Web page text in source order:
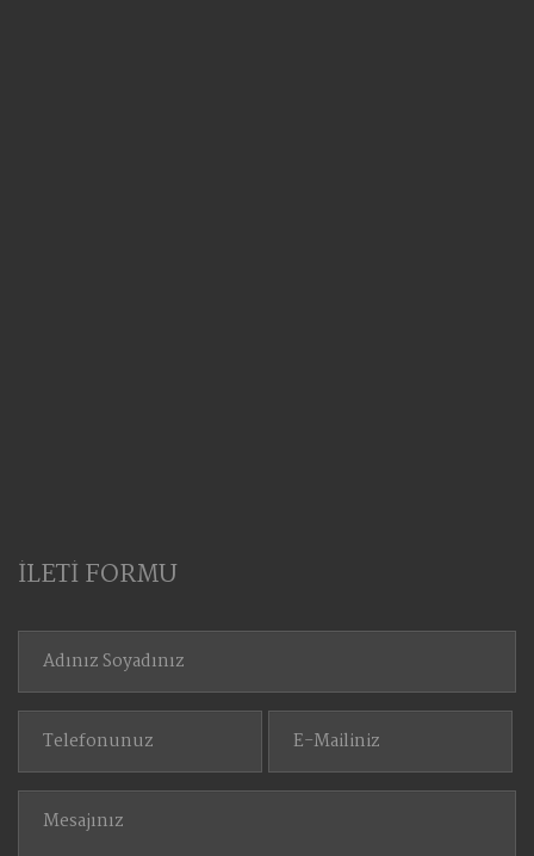
İLETİ FORMU